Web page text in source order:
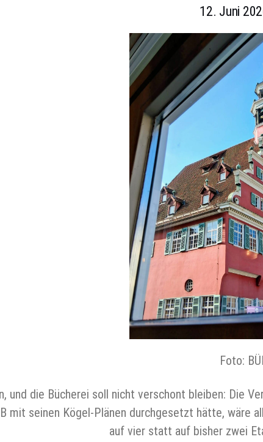
12. Juni
Foto:
und die Bücherei soll nicht verschont bleiben: Die
mit seinen Kögel-Plänen durchgesetzt hätte, wäre
auf vier statt auf bisher zwei